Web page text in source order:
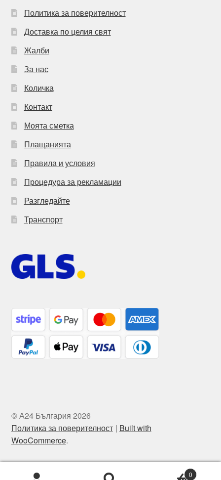
Политика за поверителност
Доставка по целия свят
Жалби
За нас
Количка
Контакт
Моята сметка
Плащанията
Правила и условия
Процедура за рекламации
Разгледайте
Транспорт
© А24 България 2026
Политика за поверителност
Built with
WooCommerce.
0